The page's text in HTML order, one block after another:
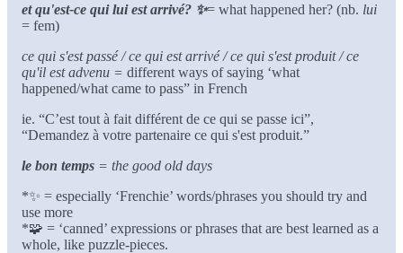
et qu'est-ce qui lui est arrivé? ✨= what happened her? (nb. lui
= fem)
ce qui s'est passé / ce qui est arrivé / ce qui s'est produit / ce
qu'il est advenu = different ways of saying ‘what
happened/what came to pass” in French
ie. “C’est tout à fait différent de ce qui se passe ici”,
“Demandez à votre partenaire ce qui s'est produit.”
le bon temps = the good old days
*✨ = especially ‘Frenchie’ words/phrases you should try and
use more
*🧩 = ‘canned’ expressions or phrases that are best learned as a
whole, like puzzle-pieces.